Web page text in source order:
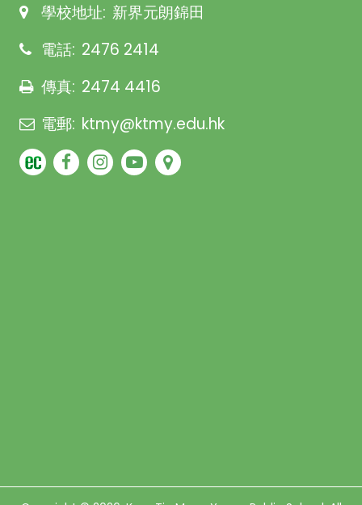
學校地址: 新界元朗錦田
電話: 2476 2414
傳真: 2474 4416
電郵: ktmy@ktmy.edu.hk